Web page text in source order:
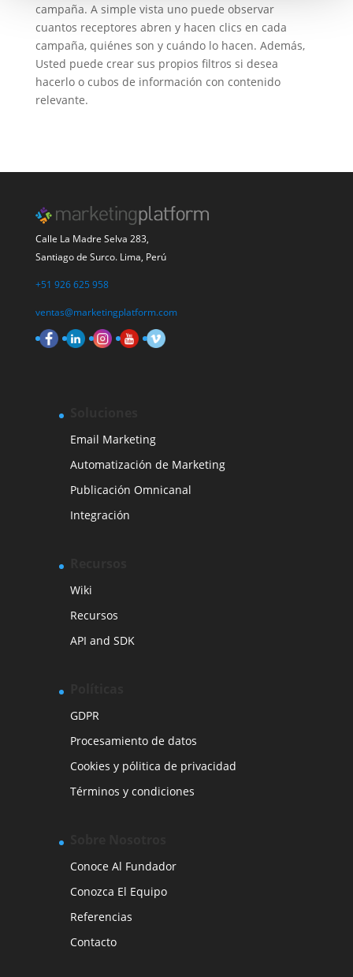
campaña. A simple vista uno puede observar
cuantos receptores abren y hacen clics en cada
campaña, quiénes son y cuándo lo hacen. Además,
Usted puede crear sus propios filtros si desea
hacerlo o cubos de información con contenido
relevante.
Calle La Madre Selva 283,
Santiago de Surco. Lima, Perú
+51 926 625 958
ventas@marketingplatform.com
Email Marketing
Automatización de Marketing
Publicación Omnicanal
Integración
Wiki
Recursos
API and SDK
GDPR
Procesamiento de datos
Cookies y pólitica de privacidad
Términos y condiciones
Conoce Al Fundador
Conozca El Equipo
Referencias
Contacto